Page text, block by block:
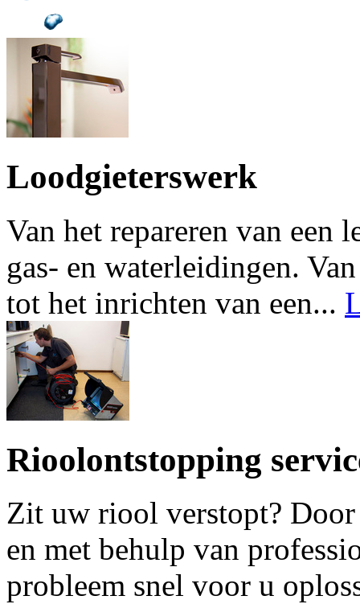
Loodgieterswerk
Van het repareren van een
gas- en waterleidingen.
tot het inrichten van een...
Rioolontstopping
Zit uw riool verstopt?
en met behulp van
probleem snel voor u